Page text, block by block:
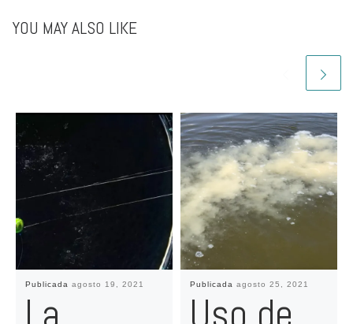
YOU MAY ALSO LIKE
Publicada agosto 19, 2021 Publicada agosto 25, 2021